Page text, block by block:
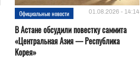
Официальные новости 01.08.2026 - 14:14
В Астане обсудили повестку саммита
«Центральная Азия — Республика
Корея»